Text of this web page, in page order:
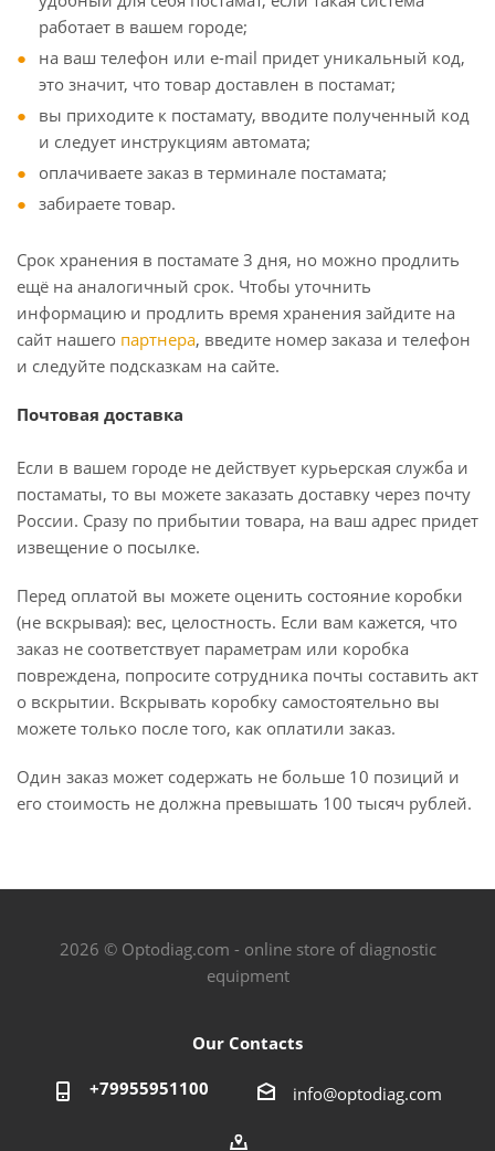
работает в вашем городе;
на ваш телефон или e-mail придет уникальный код,
это значит, что товар доставлен в постамат;
вы приходите к постамату, вводите полученный код
и следует инструкциям автомата;
оплачиваете заказ в терминале постамата;
забираете товар.
Срок хранения в постамате 3 дня, но можно продлить
ещё на аналогичный срок. Чтобы уточнить
информацию и продлить время хранения зайдите на
сайт нашего партнера, введите номер заказа и телефон
и следуйте подсказкам на сайте.
Почтовая доставка
Если в вашем городе не действует курьерская служба и
постаматы, то вы можете заказать доставку через почту
России. Сразу по прибытии товара, на ваш адрес придет
извещение о посылке.
Перед оплатой вы можете оценить состояние коробки
(не вскрывая): вес, целостность. Если вам кажется, что
заказ не соответствует параметрам или коробка
повреждена, попросите сотрудника почты составить акт
о вскрытии. Вскрывать коробку самостоятельно вы
можете только после того, как оплатили заказ.
Один заказ может содержать не больше 10 позиций и
его стоимость не должна превышать 100 тысяч рублей.
2026 © Optodiag.com - online store of diagnostic
equipment
Our Contacts
+79955951100 info@optodiag.com